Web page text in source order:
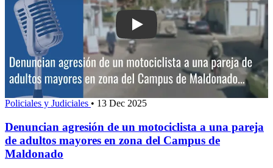
Play: Denuncian agresión de un
Policiales y Judiciales • 13 Dec 2025
Denuncian agresión de un motociclista a una pareja
de adultos mayores en zona del Campus de
Maldonado